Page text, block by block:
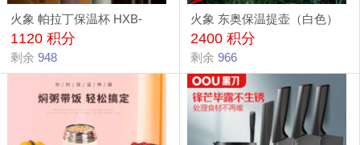
火象 帕拉丁保温杯 HXB-
BW0143
1120 积分
剩余 948
火象 东奥保温提壶（白色）
HXB-BW131
2400 积分
剩余 966